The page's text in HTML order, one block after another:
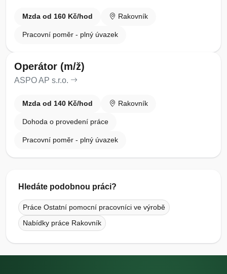
Mzda od 160 Kč/hod Rakovník
Pracovní poměr - plný úvazek
Operátor (m/ž)
ASPO AP s.r.o.
Mzda od 140 Kč/hod Rakovník
Dohoda o provedení práce
Pracovní poměr - plný úvazek
Hledáte podobnou práci?
Práce Ostatní pomocní pracovníci ve výrobě
Nabídky práce Rakovník